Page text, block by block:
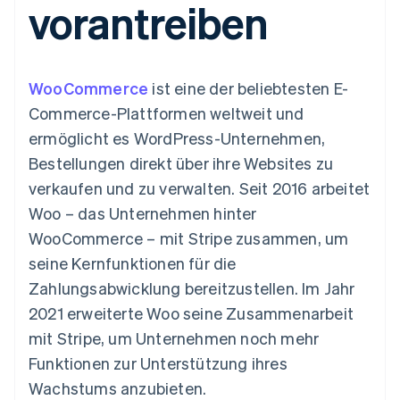
Zugriff auf mehr als
125
Authorization
Optimierung der
Autorisierungsraten
Link
Beschleunigter
Bezahlvorgang
Connections
Verbundene
Datensynchronisierung
Product roadmap
Ausblick
Radar
Geldmanagement
Plattformen
SaaS
Nach Branche
KI-Unternehmen
Creator Economy
Gaming
Freizeit
Versicherungen
Unterhaltung
Gemeinnützige
Organisationen
Fachdienstleistungen
Öffentlicher Sektor
Einzelhandel
Marktplatz auf
Grundlagen der
Abonnementverwaltung
nutzungsbasierte
Abrechnung um
Stablecoin-gestützte
Karten ausgeben: So
geht´s
Bereitstellung und
Verwaltung von
Diensten mit Agenten
App-Integrationen
Code-Beispiele
Entwickler-Blog
API-Status
Produkt-Roadmap
Stripe Sessions
Stripe Press
Kontakt
Sales-Team
kontaktieren
Partner werden
vorantreiben
WooCommerce ist eine der beliebtesten E-
Commerce-Plattformen weltweit und
ermöglicht es WordPress-Unternehmen,
Bestellungen direkt über ihre Websites zu
verkaufen und zu verwalten. Seit 2016 arbeitet
Woo – das Unternehmen hinter
WooCommerce – mit Stripe zusammen, um
seine Kernfunktionen für die
Zahlungsabwicklung bereitzustellen. Im Jahr
2021 erweiterte Woo seine Zusammenarbeit
mit Stripe, um Unternehmen noch mehr
Funktionen zur Unterstützung ihres
Wachstums anzubieten.